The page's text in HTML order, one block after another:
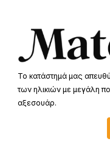
Το κατάστημά μας
των ηλικιών με μεγάλη
αξεσουάρ.